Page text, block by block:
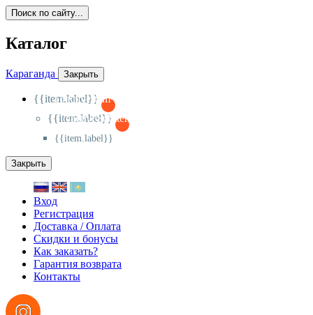
Поиск по сайту...
Каталог
Караганда Закрыть
{{item.label}}
{{activeItem==item.id?'-
{{item.label}}
{{activeSubitem==item.id?'-
{{item.label}}
Закрыть
Вход
Регистрация
Доставка / Оплата
Скидки и бонусы
Как заказать?
Гарантия возврата
Контакты